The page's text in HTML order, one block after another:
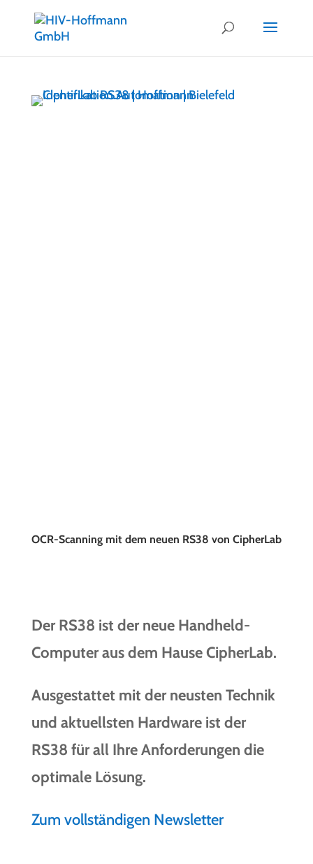
OCR-Scanning mit dem neuen RS38 von CipherLab
Der RS38 ist der neue Handheld-
Computer aus dem Hause CipherLab.
Ausgestattet mit der neusten Technik
und aktuellsten Hardware ist der
RS38 für all Ihre Anforderungen die
optimale Lösung.
Zum vollständigen Newsletter